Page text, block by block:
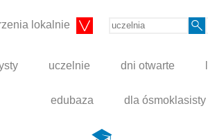
lokalnie
uczelnie dni otwarte
edubaza dla ósmoklasisty